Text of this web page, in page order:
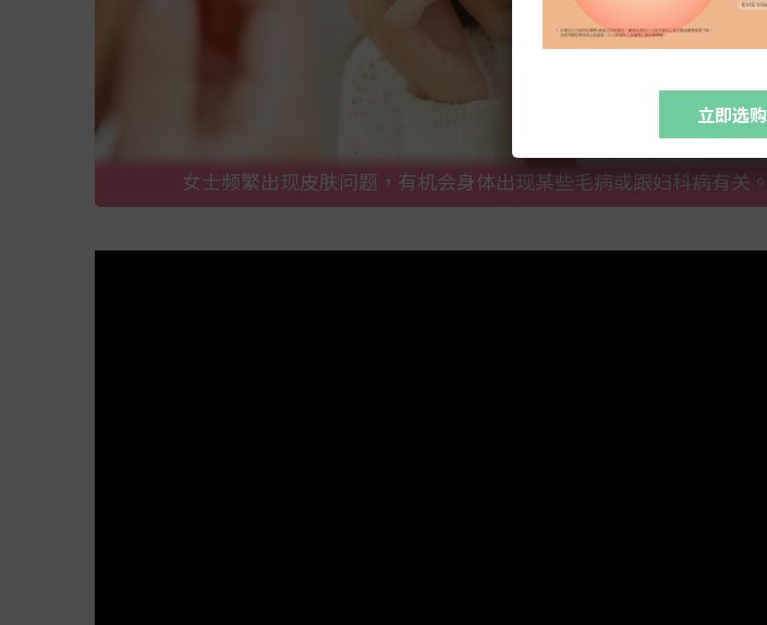
女士频繁出现皮肤问题，有机会身体出现某些毛病或跟妇科病有关。
立即选购